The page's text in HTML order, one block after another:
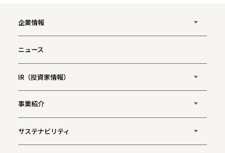
企業情報
ニュース
IR（投資家情報）
事業紹介
サステナビリティ